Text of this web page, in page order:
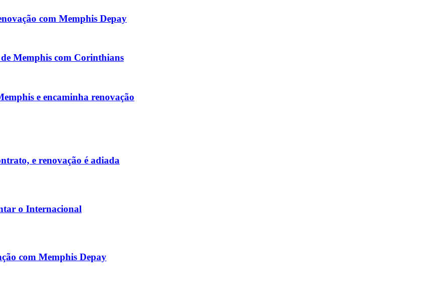
com Memphis Depay
Memphis com Corinthians
e encaminha renovação
e renovação é adiada
o Internacional
com Memphis Depay